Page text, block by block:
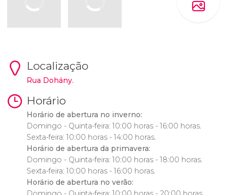
Localização
Rua Dohány.
Horário
Horário de abertura no inverno:
Domingo - Quinta-feira: 10:00 horas - 16:00 horas.
Sexta-feira: 10:00 horas - 14:00 horas.
Horário de abertura da primavera:
Domingo - Quinta-feira: 10:00 horas - 18:00 horas.
Sexta-feira: 10:00 horas - 16:00 horas.
Horário de abertura no verão: